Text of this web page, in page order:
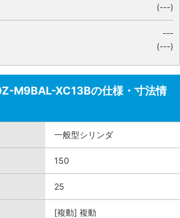
(---)
---
(---)
M9BAL-XC13Bの仕様・寸法情
一般型シリンダ
150
25
[複動] 複動